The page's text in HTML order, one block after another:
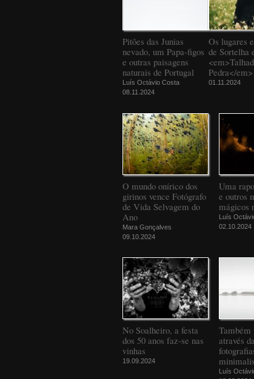
Pitões das Junias
nevado, um Papa-figos
e outras paisagens
naturais de Portugal
Luís Octávio Costa
08.11.2024
Os lugares
de Sortelha
Pedra</em>
01.11.2024
O mundo onírico dos
girinos vence Fotógrafo
de Vida Selvagem do
Ano
Mara Gonçalves
09.10.2024
Uma
e outros
mágicos
Luís
02.10.2024
No Soalheiro, a festa
dos 50 anos faz-se nas
vinhas
19.09.2024
Também
através
Luís